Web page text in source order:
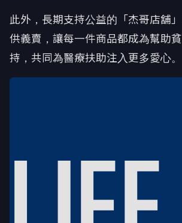
此外，長期支持公益的「杰哥店舖
供義賣，讓每一件商品都成為幫助
持，共同為醫療扶助注入更多愛心。